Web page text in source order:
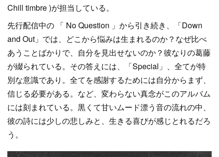
Chill timbre )が担当している。
先行配信中の 「 No Question 」から引き続き、「Down
and Out」では、どこから悩みは生まれるのか？なぜ比べ
あうことばかりで、自分を見出せないのか？彼なりの葛藤
が綴られている。その答えには、「Special」、全てが特
別な意識であり。全てを感謝するためには自分からまず、
信じる必要がある。など、変わらない真念がこのアルバム
には刻まれている。黒くて甘いムード漂う音の流れの中、
彼の詩には少しの悲しみと、生きる喜びが感じとれるだろ
う。